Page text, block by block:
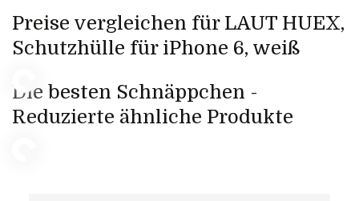
Preise vergleichen für LAUT HUEX,
Schutzhülle für iPhone 6, weiß
Die besten Schnäppchen -
Reduzierte ähnliche Produkte